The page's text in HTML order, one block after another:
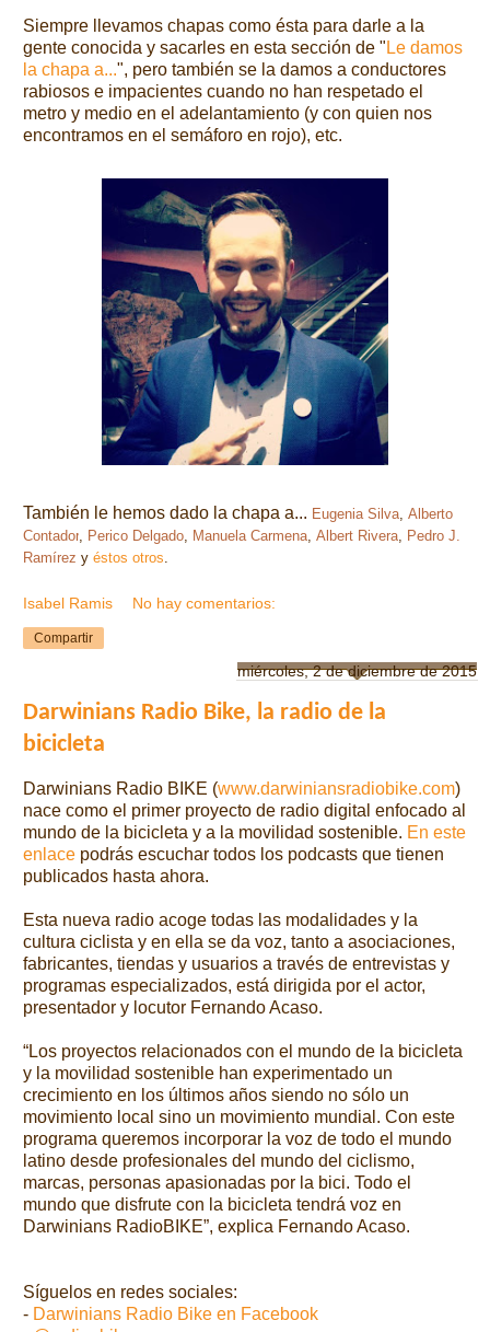
Siempre llevamos chapas como ésta para darle a la
gente conocida y sacarles en esta sección de " Le damos
la chapa a...", pero también se la damos a conductores
rabiosos e impacientes cuando no han respetado el
metro y medio en el adelantamiento (y con quien nos
encontramos en el semáforo en rojo), etc.
También le hemos dado la chapa a... Eugenia Silva Alberto
Contador
Perico Delgado Manuela Carmena Albert Rivera
Pedro J.
Ramírez y éstos otros
Isabel Ramis No hay comentarios:
Compartir
miércoles, 2 de diciembre de 2015
Darwinians Radio Bike, la radio de la
bicicleta
Darwinians Radio BIKE (www.darwiniansradiobike.com)
nace como el primer proyecto de radio digital enfocado al
mundo de la bicicleta y a la movilidad sostenible. En este
enlace podrás escuchar todos los podcasts que tienen
publicados hasta ahora.
Esta nueva radio acoge todas las modalidades y la
cultura ciclista y en ella se da voz, tanto a asociaciones,
fabricantes, tiendas y usuarios a través de entrevistas y
programas especializados, está dirigida por el actor,
presentador y locutor Fernando Acaso.
“Los proyectos relacionados con el mundo de la bicicleta
y la movilidad sostenible han experimentado un
crecimiento en los últimos años siendo no sólo un
movimiento local sino un movimiento mundial. Con este
programa queremos incorporar la voz de todo el mundo
latino desde profesionales del mundo del ciclismo,
marcas, personas apasionadas por la bici. Todo el
mundo que disfrute con la bicicleta tendrá voz en
Darwinians RadioBIKE”, explica Fernando Acaso.
Síguelos en redes sociales:
- Darwinians Radio Bike en Facebook